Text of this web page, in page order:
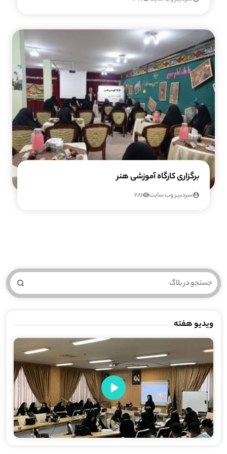
برگزاری کارگاه آموزشی هنر
سردبیر وب سایت 281
ویدیو هفته
Play